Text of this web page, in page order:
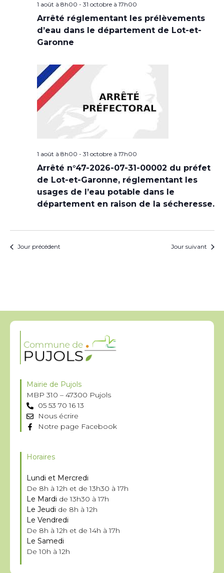
1 août à 8h00 - 31 octobre à 17h00
Arrêté réglementant les prélèvements
d’eau dans le département de Lot-et-
Garonne
1 août à 8h00 - 31 octobre à 17h00
Arrêté n°47-2026-07-31-00002 du préfet
de Lot-et-Garonne, réglementant les
usages de l’eau potable dans le
département en raison de la sécheresse.
Jour précédent Jour suivant
Mairie de Pujols
MBP 310 – 47300 Pujols
05 53 70 16 13
Nous écrire
Notre page Facebook
Horaires
Lundi et Mercredi
De 8h à 12h et de 13h30 à 17h
Le Mardi de 13h30 à 17h
Le Jeudi de 8h à 12h
Le Vendredi
De 8h à 12h et de 14h à 17h
Le Samedi
De 10h à 12h